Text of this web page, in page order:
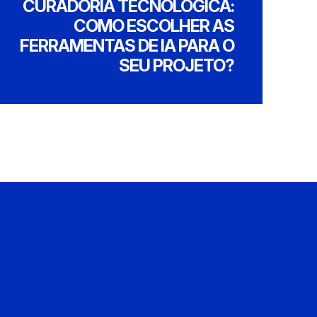
CURADORIA TECNOLÓGICA:
COMO ESCOLHER AS
FERRAMENTAS DE IA PARA O
SEU PROJETO?